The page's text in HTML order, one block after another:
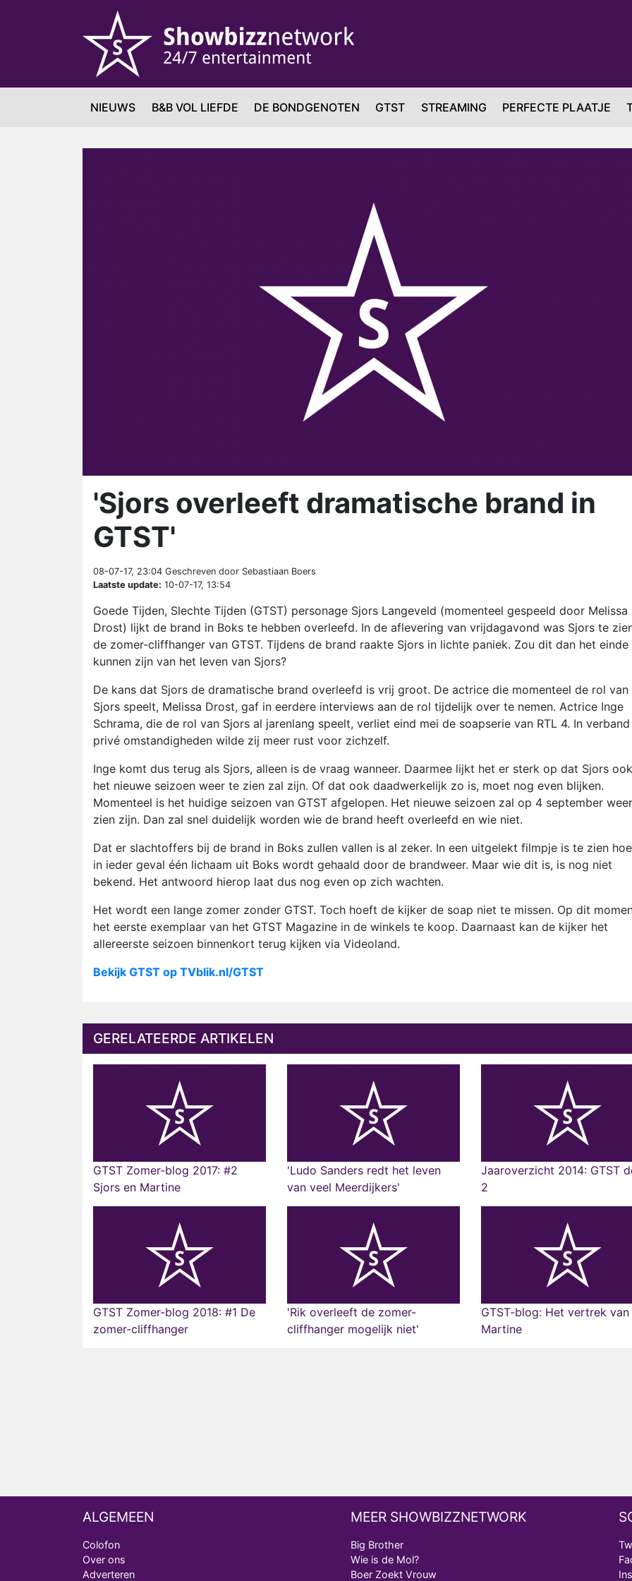
NIEUWS B&B VOL LIEFDE DE BONDGENOTEN GTST STREAMING PERFECTE PLAATJE
'Sjors overleeft dramatische brand in
GTST'
08-07-17, 23:04 Geschreven door Sebastiaan Boers
Laatste update: 10-07-17, 13:54
Goede Tijden, Slechte Tijden (GTST) personage Sjors Langeveld (momenteel gespeeld door Melissa
Drost) lijkt de brand in Boks te hebben overleefd. In de aflevering van vrijdagavond was Sjors te
de zomer-cliffhanger van GTST. Tijdens de brand raakte Sjors in lichte paniek. Zou dit dan het einde
kunnen zijn van het leven van Sjors?
De kans dat Sjors de dramatische brand overleefd is vrij groot. De actrice die momenteel de rol van
Sjors speelt, Melissa Drost, gaf in eerdere interviews aan de rol tijdelijk over te nemen. Actrice Inge
Schrama, die de rol van Sjors al jarenlang speelt, verliet eind mei de soapserie van RTL 4. In
privé omstandigheden wilde zij meer rust voor zichzelf.
Inge komt dus terug als Sjors, alleen is de vraag wanneer. Daarmee lijkt het er sterk op dat Sjors
het nieuwe seizoen weer te zien zal zijn. Of dat ook daadwerkelijk zo is, moet nog even blijken.
Momenteel is het huidige seizoen van GTST afgelopen. Het nieuwe seizoen zal op 4 september
zien zijn. Dan zal snel duidelijk worden wie de brand heeft overleefd en wie niet.
Dat er slachtoffers bij de brand in Boks zullen vallen is al zeker. In een uitgelekt filmpje is te zien
in ieder geval één lichaam uit Boks wordt gehaald door de brandweer. Maar wie dit is, is nog niet
bekend. Het antwoord hierop laat dus nog even op zich wachten.
Het wordt een lange zomer zonder GTST. Toch hoeft de kijker de soap niet te missen. Op dit
het eerste exemplaar van het GTST Magazine in de winkels te koop. Daarnaast kan de kijker het
allereerste seizoen binnenkort terug kijken via Videoland.
Bekijk GTST op TVblik.nl/GTST
GERELATEERDE ARTIKELEN
GTST Zomer-blog 2017: #2
Sjors en Martine
'Ludo Sanders redt het leven
van veel Meerdijkers'
Jaaroverzicht 2014: GTST
2
GTST Zomer-blog 2018: #1 De
zomer-cliffhanger
'Rik overleeft de zomer-
cliffhanger mogelijk niet'
GTST-blog: Het vertrek van
Martine
ALGEMEEN
Colofon
Over ons
Adverteren
MEER SHOWBIZZNETWORK
Big Brother
Wie is de Mol?
Boer Zoekt Vrouw